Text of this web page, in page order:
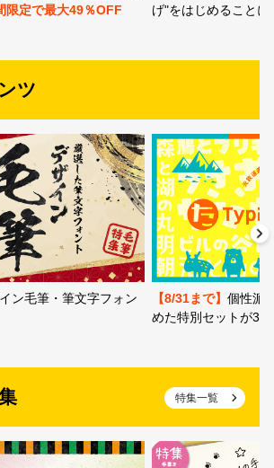
デザイン毛筆
限定で最大49％OFF
げ"をはじめること
ツ
ン毛筆・筆文字フォン
【8/31まで】 個性派
めた特別セットが
特集一覧